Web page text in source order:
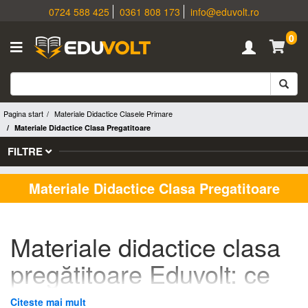
0724 588 425 0361 808 173
info@eduvolt.ro
0
Pagina start Materiale Didactice Clasele Primare
Materiale Didactice Clasa Pregatitoare
FILTRE
Materiale Didactice Clasa Pregatitoare
Materiale didactice clasa
pregătitoare Eduvolt: ce
produse pregătești pentru
Citeste mai mult